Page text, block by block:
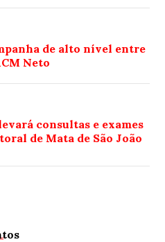
de alto nível entre
Neto
consultas e exames
de Mata de São João